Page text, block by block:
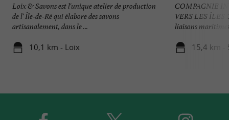
Loix & Savons est l'unique atelier de production
de l' Île-de-Ré qui élabore des savons
artisanalement, dans le ...
10,1 km - Loix
COMPAGNIE
VERS LES ÎLES
liaisons
15,4 km -